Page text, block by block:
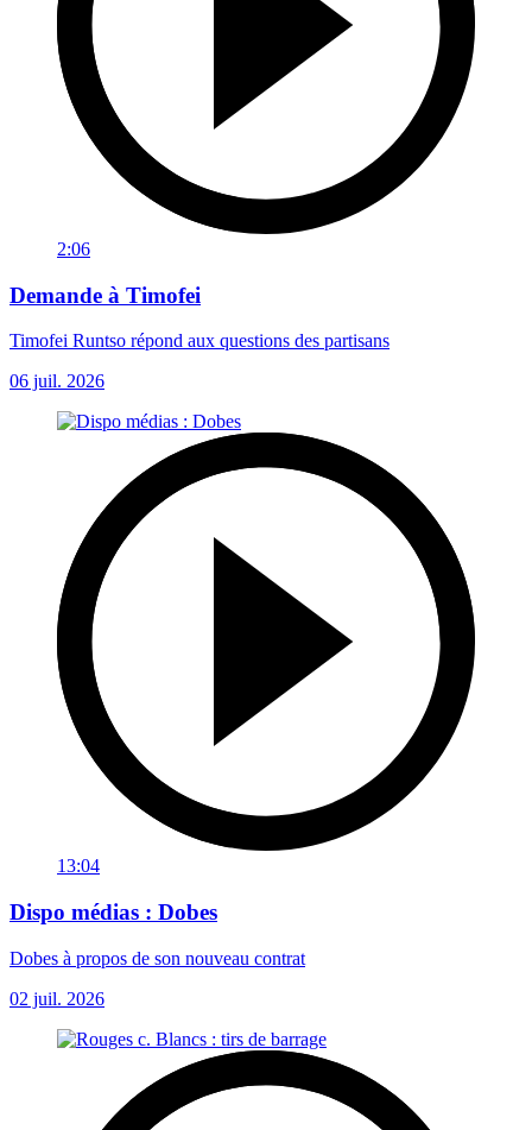
2:06
Demande à Timofei
Timofei Runtso répond aux questions des partisans
06 juil. 2026
13:04
Dispo médias : Dobes
Dobes à propos de son nouveau contrat
02 juil. 2026